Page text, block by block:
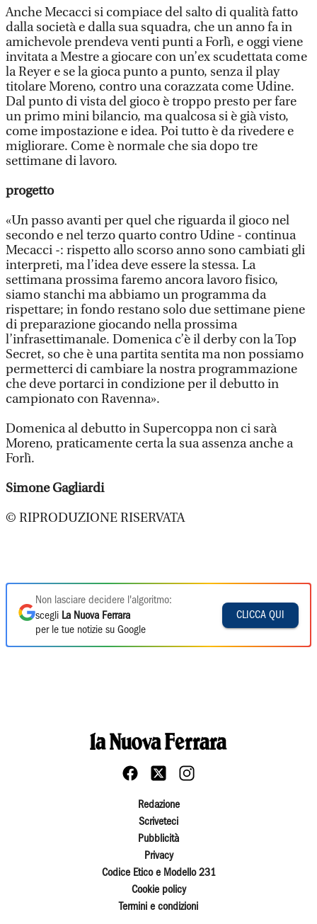
Anche Mecacci si compiace del salto di qualità fatto
dalla società e dalla sua squadra, che un anno fa in
amichevole prendeva venti punti a Forlì, e oggi viene
invitata a Mestre a giocare con un’ex scudettata come
la Reyer e se la gioca punto a punto, senza il play
titolare Moreno, contro una corazzata come Udine.
Dal punto di vista del gioco è troppo presto per fare
un primo mini bilancio, ma qualcosa si è già visto,
come impostazione e idea. Poi tutto è da rivedere e
migliorare. Come è normale che sia dopo tre
settimane di lavoro.
progetto
«Un passo avanti per quel che riguarda il gioco nel
secondo e nel terzo quarto contro Udine - continua
Mecacci -: rispetto allo scorso anno sono cambiati gli
interpreti, ma l’idea deve essere la stessa. La
settimana prossima faremo ancora lavoro fisico,
siamo stanchi ma abbiamo un programma da
rispettare; in fondo restano solo due settimane piene
di preparazione giocando nella prossima
l’infrasettimanale. Domenica c’è il derby con la Top
Secret, so che è una partita sentita ma non possiamo
permetterci di cambiare la nostra programmazione
che deve portarci in condizione per il debutto in
campionato con Ravenna».
Domenica al debutto in Supercoppa non ci sarà
Moreno, praticamente certa la sua assenza anche a
Forlì.
Simone Gagliardi
© RIPRODUZIONE RISERVATA
Non lasciare decidere l'algoritmo:
scegli La Nuova Ferrara
per le tue notizie su Google
CLICCA QUI
Redazione
Scriveteci
Pubblicità
Privacy
Codice Etico e Modello 231
Cookie policy
Termini e condizioni